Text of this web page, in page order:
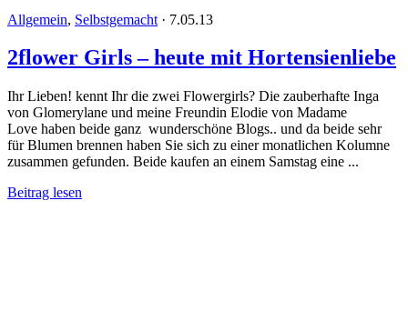
Allgemein, Selbstgemacht · 7.05.13
2flower Girls – heute mit Hortensienliebe
Ihr Lieben! kennt Ihr die zwei Flowergirls? Die zauberhafte Inga
von Glomerylane und meine Freundin Elodie von Madame
Love haben beide ganz wunderschöne Blogs.. und da beide sehr
für Blumen brennen haben Sie sich zu einer monatlichen Kolumne
zusammen gefunden. Beide kaufen an einem Samstag eine ...
Beitrag lesen